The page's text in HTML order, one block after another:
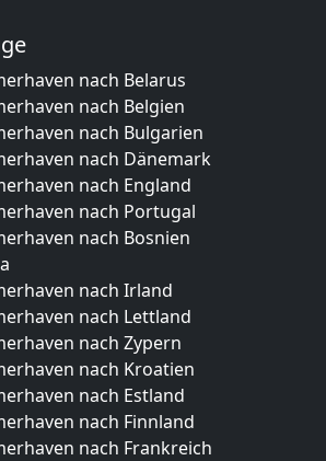
nach Belarus
nach Belgien
nach Bulgarien
nach Dänemark
nach England
nach Portugal
nach Bosnien
nach Irland
nach Lettland
nach Zypern
nach Kroatien
nach Estland
nach Finnland
nach Frankreich